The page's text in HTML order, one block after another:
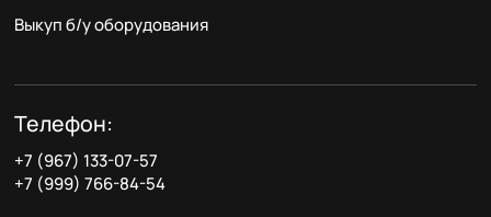
Выкуп б/у оборудования
Телефон:
+7 (967) 133-07-57
+7 (999) 766-84-54